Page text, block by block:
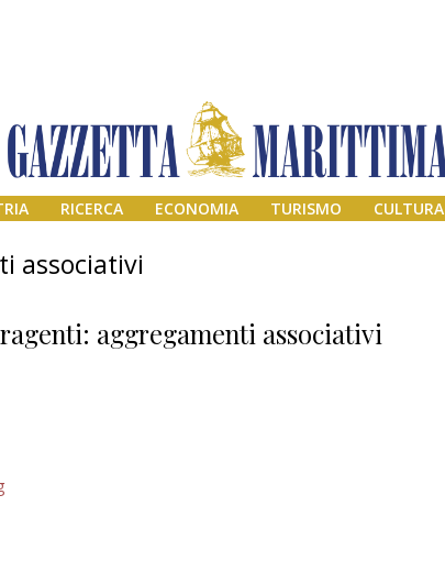
RICERCA ECONOMIA TURISMO CULTURA
associativi
aggregamenti associativi